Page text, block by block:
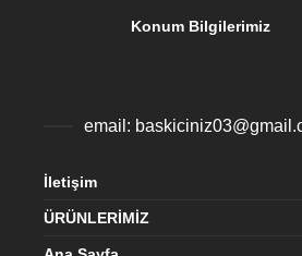
Konum Bilgilerimiz
İletişim
ÜRÜNLERİMİZ